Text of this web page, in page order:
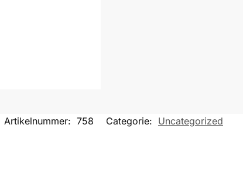
Artikelnummer: 758 Categorie: Uncategorized